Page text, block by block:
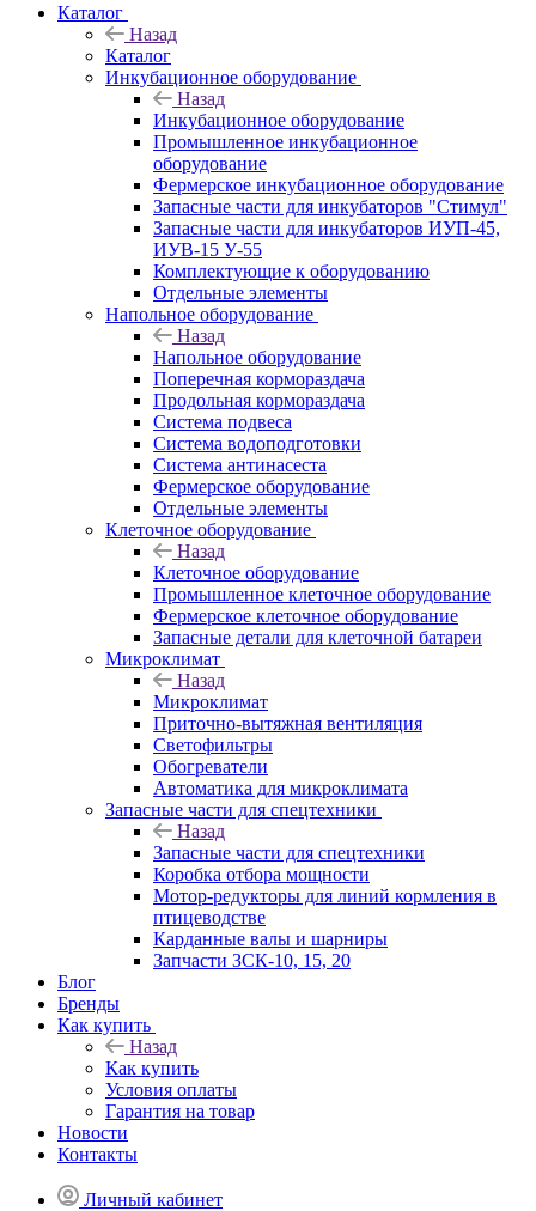
Каталог
Назад
Каталог
Инкубационное оборудование
Назад
Инкубационное оборудование
Промышленное инкубационное
оборудование
Фермерское инкубационное оборудование
Запасные части для инкубаторов "Стимул"
Запасные части для инкубаторов ИУП-45,
ИУВ-15 У-55
Комплектующие к оборудованию
Отдельные элементы
Напольное оборудование
Назад
Напольное оборудование
Поперечная кормораздача
Продольная кормораздача
Система подвеса
Система водоподготовки
Система антинасеста
Фермерское оборудование
Отдельные элементы
Клеточное оборудование
Назад
Клеточное оборудование
Промышленное клеточное оборудование
Фермерское клеточное оборудование
Запасные детали для клеточной батареи
Микроклимат
Назад
Микроклимат
Приточно-вытяжная вентиляция
Светофильтры
Обогреватели
Автоматика для микроклимата
Запасные части для спецтехники
Назад
Запасные части для спецтехники
Коробка отбора мощности
Мотор-редукторы для линий кормления в
птицеводстве
Карданные валы и шарниры
Запчасти ЗСК-10, 15, 20
Блог
Бренды
Как купить
Назад
Как купить
Условия оплаты
Гарантия на товар
Новости
Контакты
Личный кабинет